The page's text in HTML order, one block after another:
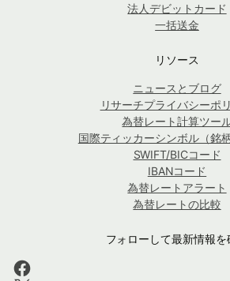
法人デビットカード
一括送金
リソース
ニュースとブログ
リサーチプライバシーポ
為替レート計算ツー
国際ティッカーシンボル（銘柄
SWIFT/BICコード
IBANコード
為替レートアラート
為替レートの比較
フォローして最新情報を